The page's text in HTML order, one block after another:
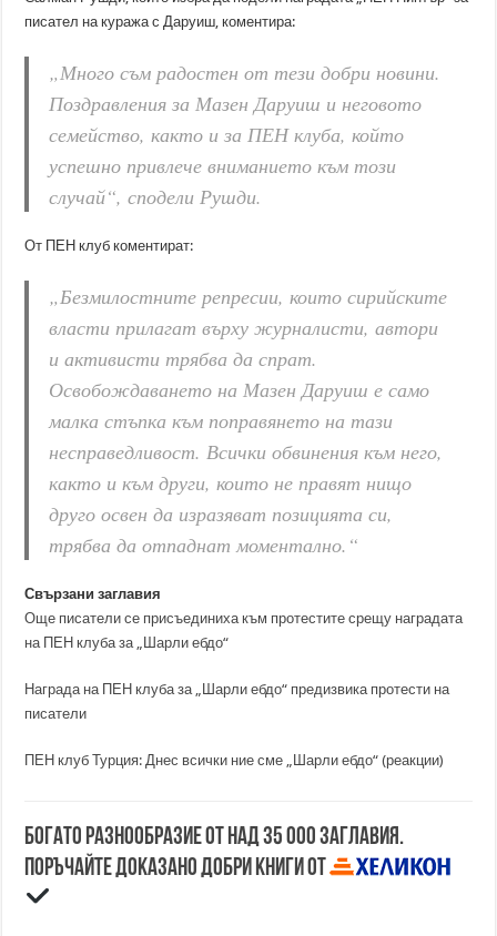
писател на куража с Даруиш, коментира:
„Много съм радостен от тези добри новини.
Поздравления за Мазен Даруиш и неговото
семейство, както и за ПЕН клуба, който
успешно привлече вниманието към този
случай“, сподели Рушди.
От ПЕН клуб коментират:
„Безмилостните репресии, които сирийските
власти прилагат върху журналисти, автори
и активисти трябва да спрат.
Освобождаването на Мазен Даруиш е само
малка стъпка към поправянето на тази
несправедливост. Всички обвинения към него,
както и към други, които не правят нищо
друго освен да изразяват позицията си,
трябва да отпаднат моментално.“
Свързани заглавия
Още писатели се присъединиха към протестите срещу наградата
на ПЕН клуба за „Шарли ебдо“
Награда на ПЕН клуба за „Шарли ебдо“ предизвика протести на
писатели
ПЕН клуб Турция: Днес всички ние сме „Шарли ебдо“ (реакции)
Богато разнообразие от над 35 000 заглавия.
Поръчайте доказано добри книги от